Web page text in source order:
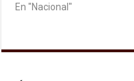
En "Nacional"